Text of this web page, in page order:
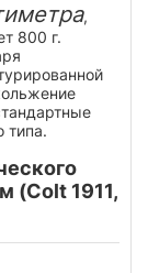
,
800 г.
типа.
(Colt 1911,